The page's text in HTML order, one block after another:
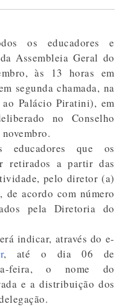
os educadores e
Assembleia Geral do
às 13 horas em
segunda chamada, na
Palácio Piratini), em
no Conselho
educadores que os
retirados a partir das
pelo diretor (a)
de acordo com número
pela Diretoria do
indicar, através do e-
, até o dia 06 de
feira, o nome do
e a distribuição dos